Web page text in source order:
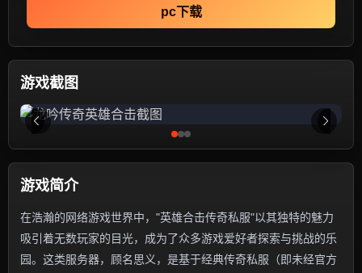
pc下载
游戏截图
游戏简介
在浩瀚的网络游戏世界中，"英雄合击传奇私服"以其独特的魅力
吸引着无数玩家的目光，成为了众多游戏爱好者探索与挑战的乐
园。这类服务器，顾名思义，是基于经典传奇私服（即未经官方